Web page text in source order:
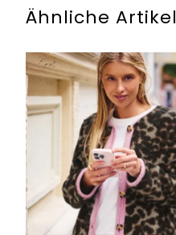
Ähnliche Artikel